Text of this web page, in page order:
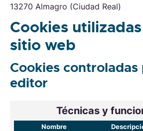
13270 Almagro (Ciudad Real)
Cookies
sitio web
Cookies controladas
editor
Técnicas y
Nombre